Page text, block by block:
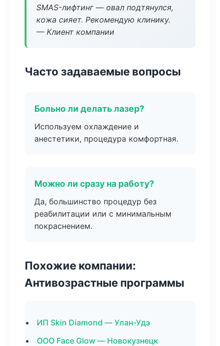
SMAS-лифтинг — овал подтянулся,
кожа сияет. Рекомендую клинику.
— Клиент компании
Часто задаваемые вопросы
Больно ли делать лазер?
Используем охлаждение и
анестетики, процедура комфортная.
Можно ли сразу на работу?
Да, большинство процедур без
реабилитации или с минимальным
покраснением.
Похожие компании:
Антивозрастные программы
ИП Skin Diamond — Улан-Удэ
ООО Face Glow — Новокузнецк